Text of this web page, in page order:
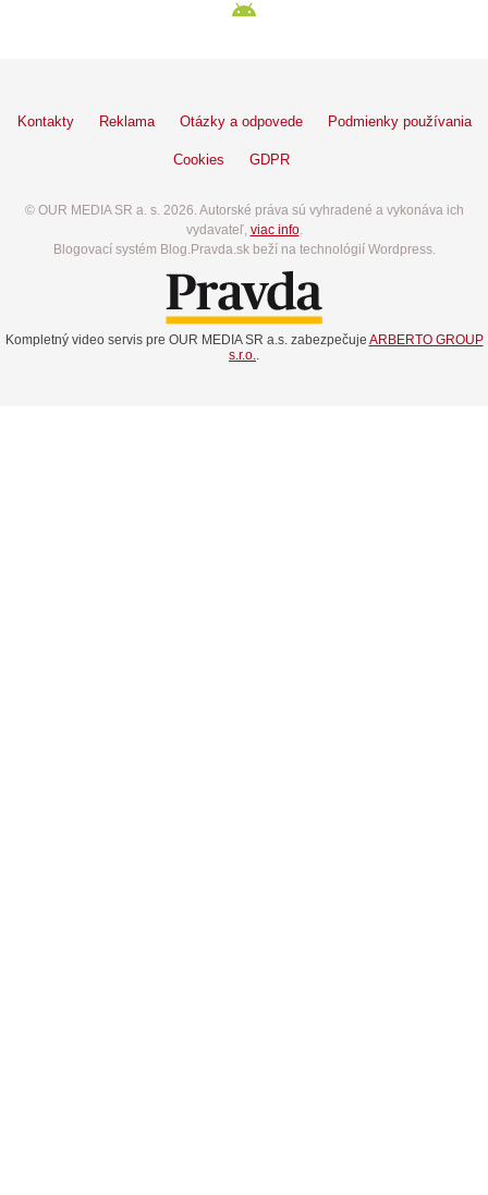
Kontakty Reklama Otázky a odpovede Podmienky používania
Cookies GDPR
© OUR MEDIA SR a. s. 2026. Autorské práva sú vyhradené a vykonáva ich
vydavateľ, viac info.
Blogovací systém Blog.Pravda.sk beží na technológií Wordpress.
Kompletný video servis pre OUR MEDIA SR a.s. zabezpečuje ARBERTO GROUP
s.r.o..